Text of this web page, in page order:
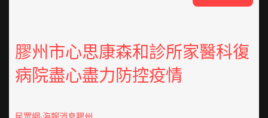
云
養
價
膠州市心思康森和診所家醫科復
病院盡心盡力防控疫情